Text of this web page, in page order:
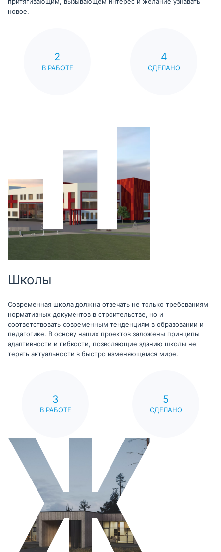
притягивающим, вызывающем интерес и желание узнавать
новое.
2
В РАБОТЕ
4
СДЕЛАНО
Школы
Современная школа должна отвечать не только требованиям
нормативных документов в строительстве, но и
соответствовать современным тенденциям в образовании и
педагогике. В основу наших проектов заложены принципы
адаптивности и гибкости, позволяющие зданию школы не
терять актуальности в быстро изменяющемся мире.
3
В РАБОТЕ
5
СДЕЛАНО